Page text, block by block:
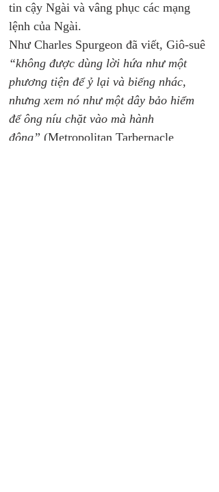
tin cậy Ngài và vâng phục các mạng
lệnh của Ngài.
Như Charles Spurgeon đã viết, Giô-suê
“không được dùng lời hứa như một
phương tiện để ỷ lại và biếng nhác,
nhưng xem nó như một dây bảo hiểm
để ông níu chặt vào mà hành
động” (Metropolitan Tarbernacle